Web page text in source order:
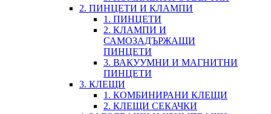
2. ПИНЦЕТИ И КЛАМПИ
1. ПИНЦЕТИ
2. КЛАМПИ И
САМОЗАДЪРЖАЩИ
ПИНЦЕТИ
3. ВАКУУМНИ И МАГНИТНИ
ПИНЦЕТИ
3. КЛЕЩИ
1. КОМБИНИРАНИ КЛЕЩИ
2. КЛЕЩИ СЕКАЧКИ